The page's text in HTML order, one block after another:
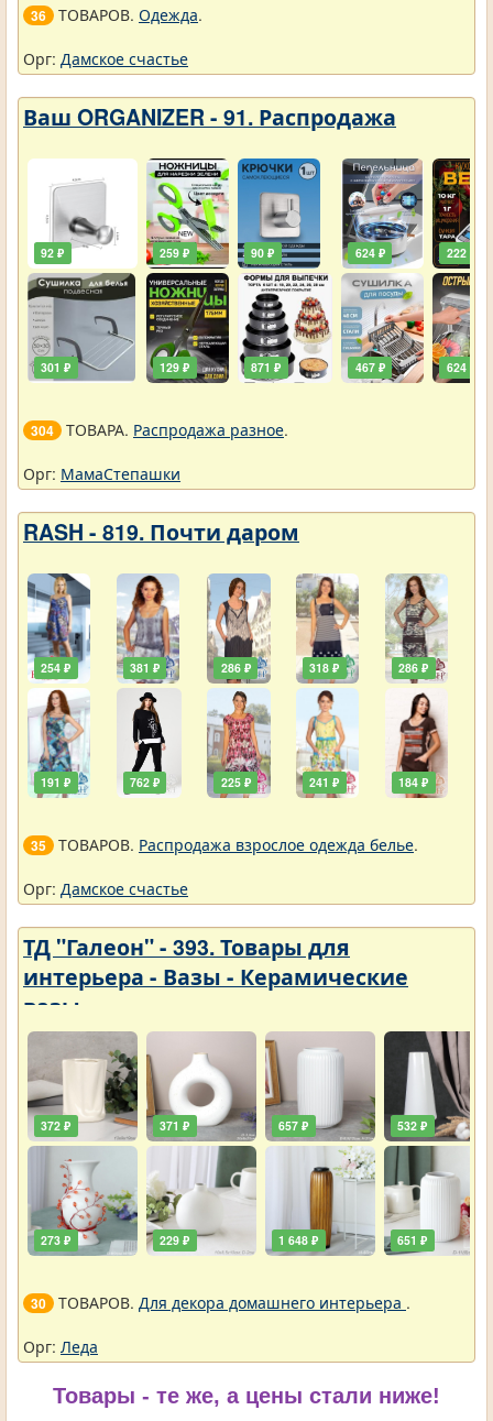
36 ТОВАРОВ. Одежда.
Орг: Дамское счастье
Ваш ORGANIZER - 91. Распродажа
92 ₽
301 ₽
259 ₽
129 ₽
90 ₽
871 ₽
624 ₽
467 ₽
222 ₽
624 ₽
304 ТОВАРА. Распродажа разное.
Орг: МамаСтепашки
RASH - 819. Почти даром
254 ₽
191 ₽
381 ₽
762 ₽
286 ₽
225 ₽
318 ₽
241 ₽
286 ₽
184 ₽
35 ТОВАРОВ. Распродажа взрослое одежда белье.
Орг: Дамское счастье
ТД "Галеон" - 393. Товары для
интерьера - Вазы - Керамические
вазы
372 ₽
273 ₽
371 ₽
229 ₽
657 ₽
1 648 ₽
532 ₽
651 ₽
30 ТОВАРОВ. Для декора домашнего интерьера .
Орг: Леда
Товары - те же, а цены стали ниже!